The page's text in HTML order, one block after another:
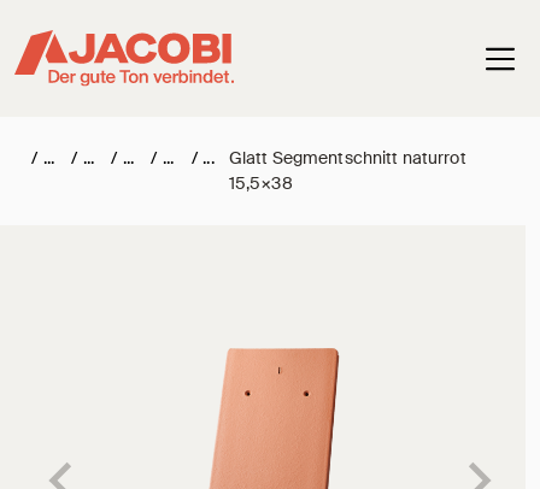
/ / / / /
Glatt Segmentschnitt naturrot
15,5×38